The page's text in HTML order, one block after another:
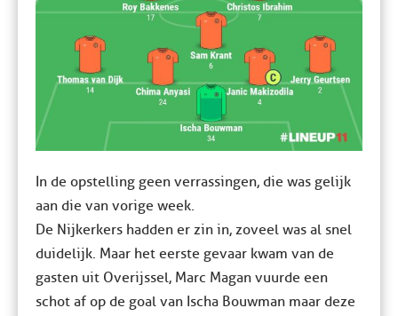
In de opstelling geen verrassingen, die was gelijk
aan die van vorige week.
De Nijkerkers hadden er zin in, zoveel was al snel
duidelijk. Maar het eerste gevaar kwam van de
gasten uit Overijssel, Marc Magan vuurde een
schot af op de goal van Ischa Bouwman maar deze